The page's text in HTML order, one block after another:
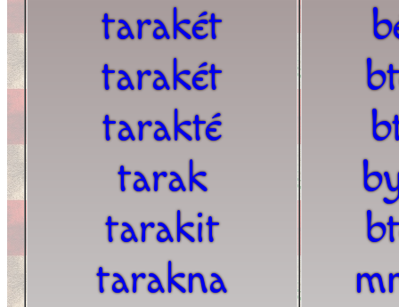
tarakét
tarakét
tarakté
tarak
tarakit
tarakna